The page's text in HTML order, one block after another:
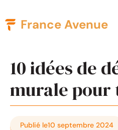
Aller
au
France Avenue
10 idées de
murale pour
Publié le10 septembre 2024